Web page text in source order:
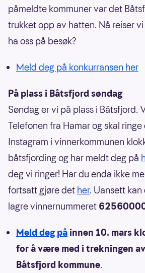
påmeldte kommuner var det
trukket opp av hatten. Nå reiser
ha oss på besøk?
Meld deg på konkurransen her
På plass i Båtsfjord søndag
Søndag er vi på plass i Båtsfjord.
Telefonen fra Hamar og skal
Instagram i vinnerkommunen
båtsfjording og har meldt deg på
deg vi ringer! Har du enda ikke
fortsatt gjøre det her. Uansett
lagre vinnernummeret
Meld deg på innen 10. mars
for å være med i trekningen
Båtsfjord kommune.